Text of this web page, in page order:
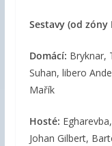
Sestavy (od zóny
Domácí: Bryknar,
Suhan, libero
Mařík
Hosté:
Johan Gilbert,